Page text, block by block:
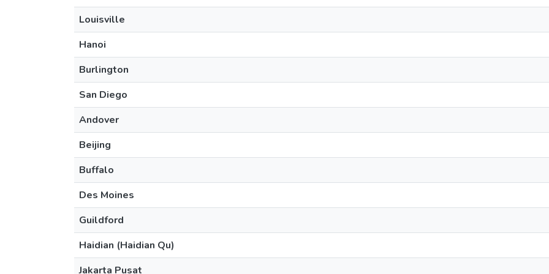
Louisville
Hanoi
Burlington
San Diego
Andover
Beijing
Buffalo
Des Moines
Guildford
Haidian (Haidian Qu)
Jakarta Pusat